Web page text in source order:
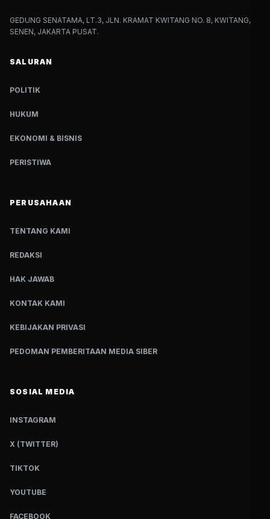
GEDUNG SENATAMA, LT.3, JLN. KRAMAT KWITANG NO. 8, KWITANG,
SENEN, JAKARTA PUSAT.
SALURAN
POLITIK
HUKUM
EKONOMI & BISNIS
PERISTIWA
PERUSAHAAN
TENTANG KAMI
REDAKSI
HAK JAWAB
KONTAK KAMI
KEBIJAKAN PRIVASI
PEDOMAN PEMBERITAAN MEDIA SIBER
SOSIAL MEDIA
INSTAGRAM
X (TWITTER)
TIKTOK
YOUTUBE
FACEBOOK